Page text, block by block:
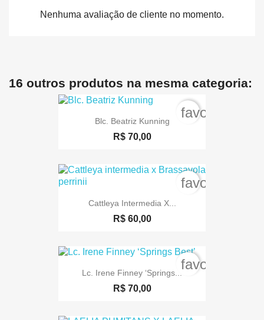
Nenhuma avaliação de cliente no momento.
16 outros produtos na mesma categoria:
Blc. Beatriz Kunning
R$ 70,00
Cattleya Intermedia X...
R$ 60,00
Lc. Irene Finney ‘Springs...
R$ 70,00